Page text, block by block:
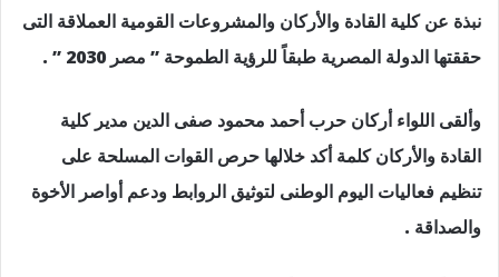
نبذة عن كلية القادة والأركان والمشروعات القومية العملاقة التى
حققتها الدولة المصرية طبقاً للرؤية الطموحة ” مصر 2030 ” .
وألقى اللواء أركان حرب أحمد محمود صفى الدين مدير كلية
القادة والأركان كلمة أكد خلالها حرص القوات المسلحة على
تنظيم فعاليات اليوم الوطنى لتوثيق الروابط ودعم أواصر الأخوة
والصداقة .